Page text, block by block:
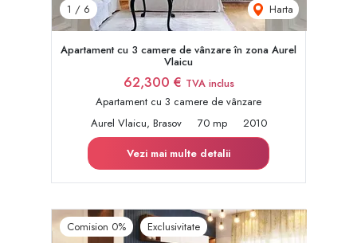
1 / 6 Harta
Apartament cu 3 camere de vânzare în zona Aurel
Vlaicu
62,300 € TVA inclus
Apartament cu 3 camere de vânzare
Aurel Vlaicu, Brasov
70 mp
2010
Vezi mai multe detalii
Comision 0% Exclusivitate